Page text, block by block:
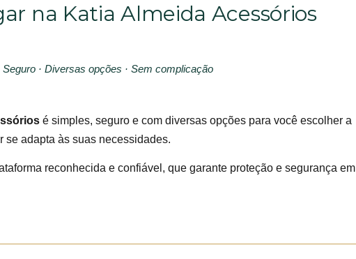
na Katia Almeida Acessórios
Seguro · Diversas opções · Sem complicação
é simples, seguro e com diversas opções para você escolher a
se adapta às suas necessidades.
reconhecida e confiável, que garante proteção e segurança em